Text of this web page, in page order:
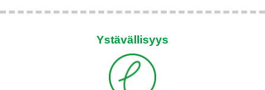
Ystävällisyys